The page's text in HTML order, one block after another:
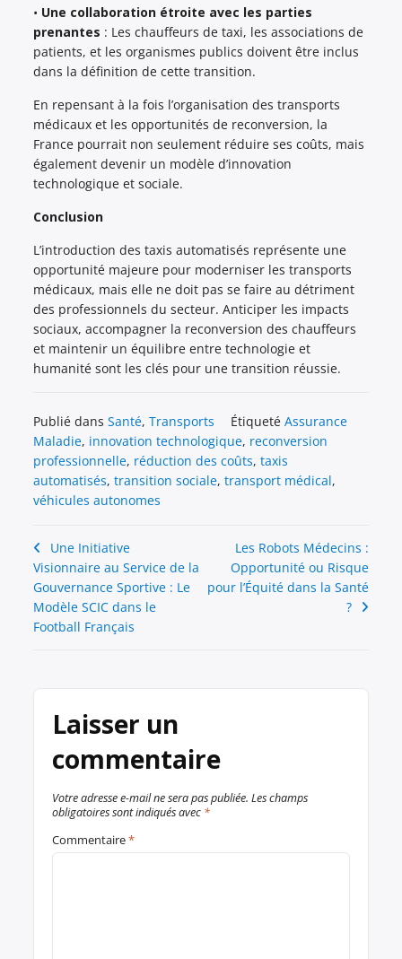
• Une collaboration étroite avec les parties
prenantes : Les chauffeurs de taxi, les associations de
patients, et les organismes publics doivent être inclus
dans la définition de cette transition.
En repensant à la fois l’organisation des transports
médicaux et les opportunités de reconversion, la
France pourrait non seulement réduire ses coûts, mais
également devenir un modèle d’innovation
technologique et sociale.
Conclusion
L’introduction des taxis automatisés représente une
opportunité majeure pour moderniser les transports
médicaux, mais elle ne doit pas se faire au détriment
des professionnels du secteur. Anticiper les impacts
sociaux, accompagner la reconversion des chauffeurs
et maintenir un équilibre entre technologie et
humanité sont les clés pour une transition réussie.
Publié dansSanté,Transports ÉtiquetéAssurance
Maladie, innovation technologique, reconversion
professionnelle, réduction des coûts,taxis
automatisés,transition sociale,transport médical,
véhicules autonomes
Navigation
de
l’article
Une Initiative
Visionnaire au Service de la
Gouvernance Sportive : Le
Modèle SCIC dans le
Football Français
Les Robots Médecins :
Opportunité ou Risque
pour l’Équité dans la Santé
?
Laisser un
commentaire
Votre adresse e-mail ne sera pas publiée. Les champs
obligatoires sont indiqués avec *
Commentaire*